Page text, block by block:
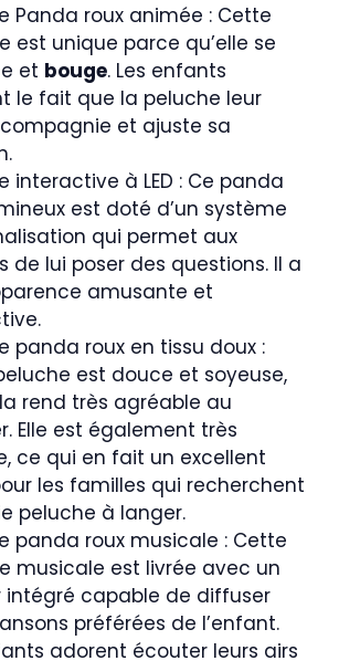
Panda roux animée : Cette
est unique parce qu’elle se
et bouge. Les enfants
le fait que la peluche leur
et ajuste sa
interactive à LED : Ce panda
est doté d’un système
qui permet aux
de lui poser des questions. Il a
amusante et
panda roux en tissu doux :
est douce et soyeuse,
rend très agréable au
Elle est également très
ce qui en fait un excellent
les familles qui recherchent
peluche à langer.
panda roux musicale : Cette
musicale est livrée avec un
intégré capable de diffuser
préférées de l’enfant.
adorent écouter leurs airs